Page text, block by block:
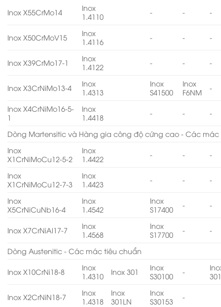
Inox X55CrMo14
Inox
1.4110
- - -
Inox X50CrMoV15
Inox
1.4116
- - -
Inox X39CrMo17-1
Inox
1.4122
- - -
Inox X3CrNiMo13-4
Inox
1.4313
Inox
S41500
Inox
F6NM
-
Inox X4CrNiMo16-5-
1
Inox
1.4418
- - -
Dòng Martensitic và Hàng gia công độ cứng cao - Các
Inox
X1CrNiMoCu12-5-2
Inox
1.4422
- - -
Inox
X1CrNiMoCu12-7-3
Inox
1.4423
- - -
Inox
X5CrNiCuNb16-4
Inox
1.4542
Inox
S17400
- -
Inox X7CrNiAl17-7
Inox
1.4568
Inox
S17700
- -
Dòng Austenitic - Các mác tiêu chuẩn
Inox X10CrNi18-8
Inox
1.4310
Inox 301
Inox
S30100
-
Inox X2CrNiN18-7
Inox
1.4318
Inox
301LN
Inox
S30153
-